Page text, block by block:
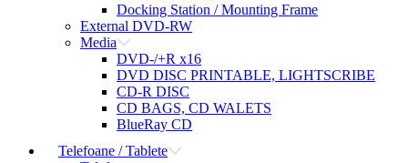
Docking Station / Mounting Frame
External DVD-RW
Media
DVD-/+R x16
DVD DISC PRINTABLE, LIGHTSCRIBE
CD-R DISC
CD BAGS, CD WALETS
BlueRay CD
Telefoane / Tablete